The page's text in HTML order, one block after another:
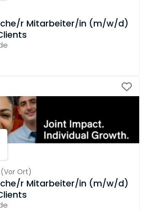
r Mitarbeiter/in (m/w/d)
(Vor Ort)
r Mitarbeiter/in (m/w/d)